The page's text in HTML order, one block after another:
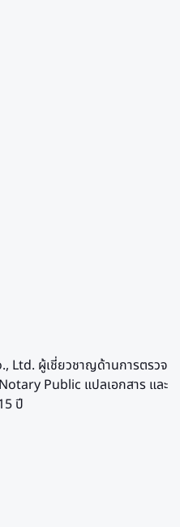
Ltd. ผู้เชี่ยวชาญด้านการตรวจ
Public แปลเอกสาร และ
ปี